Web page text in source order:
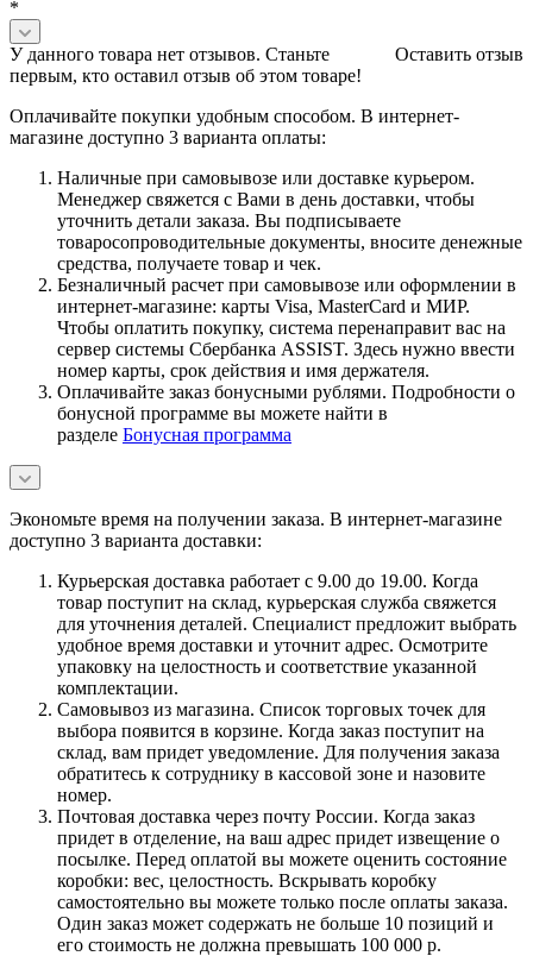
*
Оставить отзыв
У данного товара нет отзывов. Станьте
первым, кто оставил отзыв об этом товаре!
Оплачивайте покупки удобным способом. В интернет-
магазине доступно 3 варианта оплаты:
Наличные при самовывозе или доставке курьером.
Менеджер свяжется с Вами в день доставки, чтобы
уточнить детали заказа. Вы подписываете
товаросопроводительные документы, вносите денежные
средства, получаете товар и чек.
Безналичный расчет при самовывозе или оформлении в
интернет-магазине: карты Visa, MasterCard и МИР.
Чтобы оплатить покупку, система перенаправит вас на
сервер системы Сбербанка ASSIST. Здесь нужно ввести
номер карты, срок действия и имя держателя.
Оплачивайте заказ бонусными рублями. Подробности о
бонусной программе вы можете найти в
разделе Бонусная программа
Экономьте время на получении заказа. В интернет-магазине
доступно 3 варианта доставки:
Курьерская доставка работает с 9.00 до 19.00. Когда
товар поступит на склад, курьерская служба свяжется
для уточнения деталей. Специалист предложит выбрать
удобное время доставки и уточнит адрес. Осмотрите
упаковку на целостность и соответствие указанной
комплектации.
Самовывоз из магазина. Список торговых точек для
выбора появится в корзине. Когда заказ поступит на
склад, вам придет уведомление. Для получения заказа
обратитесь к сотруднику в кассовой зоне и назовите
номер.
Почтовая доставка через почту России. Когда заказ
придет в отделение, на ваш адрес придет извещение о
посылке. Перед оплатой вы можете оценить состояние
коробки: вес, целостность. Вскрывать коробку
самостоятельно вы можете только после оплаты заказа.
Один заказ может содержать не больше 10 позиций и
его стоимость не должна превышать 100 000 р.